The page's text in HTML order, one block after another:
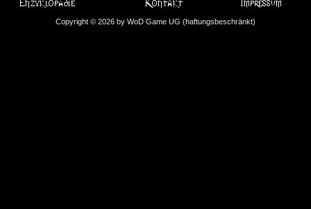
Copyright © 2026 by WoD Game UG (haftungsbeschränkt)